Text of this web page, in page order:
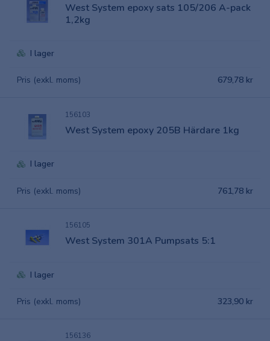
West System epoxy sats 105/206 A-pack
1,2kg
I lager
Pris (exkl. moms) 679,78 kr
156103
West System epoxy 205B Härdare 1kg
I lager
Pris (exkl. moms) 761,78 kr
156105
West System 301A Pumpsats 5:1
I lager
Pris (exkl. moms) 323,90 kr
156136